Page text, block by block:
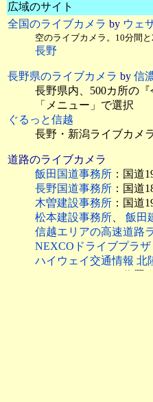
広域のサイト
全国のライブカメラ by ウェ
空のライブカメラ。10分間
長野
長野県のライブカメラ by 信
長野県内、500カ所の
「メニュー」で選択
ぐるっと信越
長野・新潟ライブカメ
道路のライブカメラ
飯田国道事務所 ：国道
長野国道事務所 ：国道
木曽建設事務所 ：国道
松本建設事務所、 飯田
信越エリアの高速道路
NEXCOドライブプラザ
ハイウェイ交通情報 北